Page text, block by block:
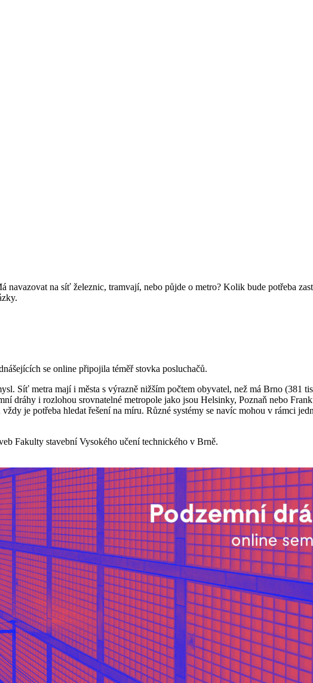
na síť železnic, tramvají, nebo půjde o metro? Kolik bude potřeba
se online připojila téměř stovka posluchačů.
Síť metra mají i města s výrazně nižším počtem obyvatel, než má Brno (381
dráhy i rozlohou srovnatelné metropole jako jsou Helsinky, Poznaň nebo
je potřeba hledat řešení na míru. Různé systémy se navíc mohou v rámci
Fakulty stavební Vysokého učení technického v Brně.